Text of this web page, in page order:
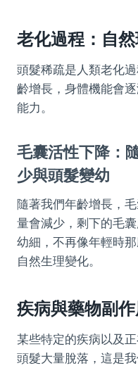
老化過程：自
頭髮稀疏是人類老化
齡增長，身體機能會
能力。
毛囊活性下降：
少與頭髮變幼
隨著我們年齡增長，
量會減少，剩下的毛
幼細，不再像年輕時
自然生理變化。
疾病與藥物副
某些特定的疾病以及
頭髮大量脫落，這是